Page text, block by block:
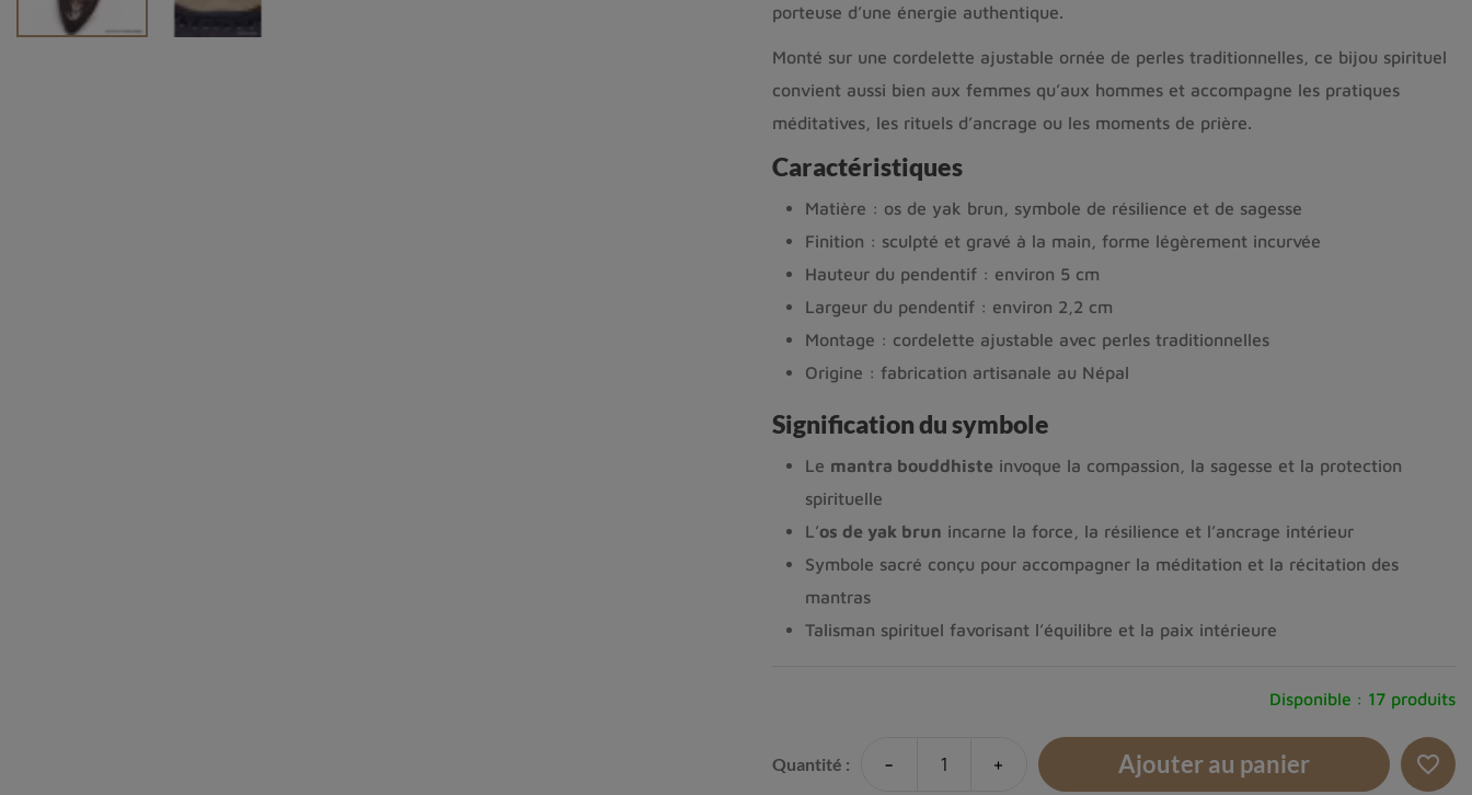
porteuse d’une énergie authentique.
Monté sur une cordelette ajustable ornée de perles traditionnelles, ce bijou spirituel
convient aussi bien aux femmes qu’aux hommes et accompagne les pratiques
méditatives, les rituels d’ancrage ou les moments de prière.
Caractéristiques
Matière : os de yak brun, symbole de résilience et de sagesse
Finition : sculpté et gravé à la main, forme légèrement incurvée
Hauteur du pendentif : environ 5 cm
Largeur du pendentif : environ 2,2 cm
Montage : cordelette ajustable avec perles traditionnelles
Origine : fabrication artisanale au Népal
Signification du symbole
Le mantra bouddhiste invoque la compassion, la sagesse et la protection
spirituelle
L’os de yak brun incarne la force, la résilience et l’ancrage intérieur
Symbole sacré conçu pour accompagner la méditation et la récitation des
mantras
Talisman spirituel favorisant l’équilibre et la paix intérieure
Disponible : 17 produits
Quantité : - + Ajouter au panier favorite_border